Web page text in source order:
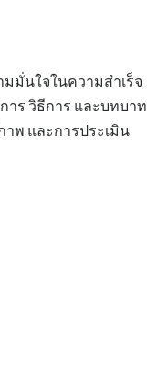
มั่นใจในความสำเร็จ
าร วิธีการ และบทบาท
พ และการประเมิน